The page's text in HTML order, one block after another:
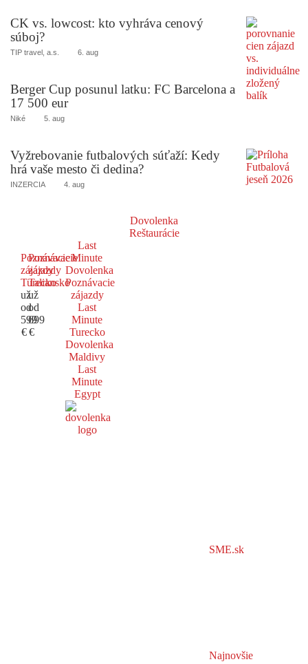
CK vs. lowcost: kto vyhráva cenový
súboj?
TIP travel, a.s. 6. aug
Berger Cup posunul latku: FC Barcelona a
17 500 eur
Niké 5. aug
Vyžrebovanie futbalových súťaží: Kedy
hrá vaše mesto či dedina?
INZERCIA 4. aug
Dovolenka
Reštaurácie
Poznávacie
zájazdy
Turecko
už
od
599
€
Poznávacie
zájazdy
Taliansko
už
od
699
€
Last
Minute
Dovolenka
Poznávacie
zájazdy
Last
Minute
Turecko
Dovolenka
Maldivy
Last
Minute
Egypt
SME.sk
Najnovšie